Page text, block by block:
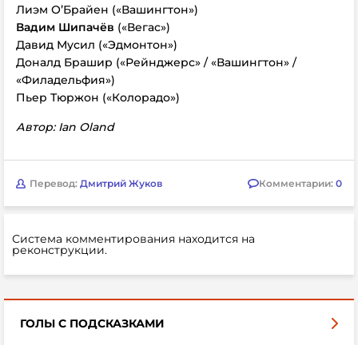
Лиэм О’Брайен («Вашингтон»)
Вадим Шипачёв («Вегас»)
Давид Мусил («Эдмонтон»)
Доналд Брашир («Рейнджерс» / «Вашингтон» /
«Филадельфия»)
Пьер Тюржон («Колорадо»)
Автор: Ian Oland
Перевод: Дмитрий Жуков Комментарии: 0
Система комментирования находится на
реконструкции.
ГОЛЫ С ПОДСКАЗКАМИ